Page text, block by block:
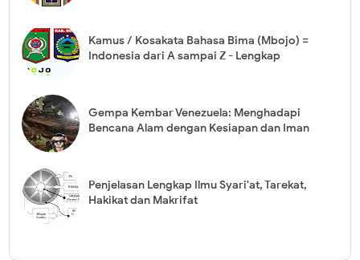
Kamus / Kosakata Bahasa Bima (Mbojo) =
Indonesia dari A sampai Z - Lengkap
Gempa Kembar Venezuela: Menghadapi
Bencana Alam dengan Kesiapan dan Iman
Penjelasan Lengkap Ilmu Syari'at, Tarekat,
Hakikat dan Makrifat